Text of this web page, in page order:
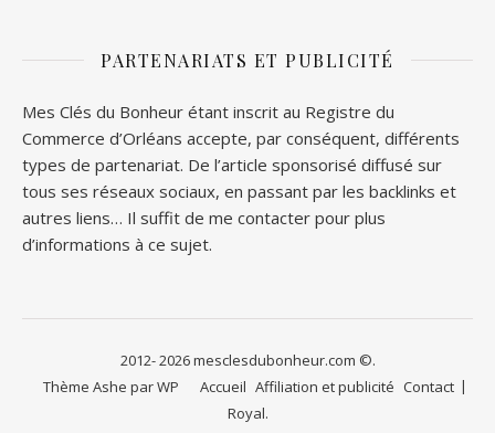
PARTENARIATS ET PUBLICITÉ
Mes Clés du Bonheur étant inscrit au Registre du
Commerce d’Orléans accepte, par conséquent, différents
types de partenariat. De l’article sponsorisé diffusé sur
tous ses réseaux sociaux, en passant par les backlinks et
autres liens… Il suffit de me contacter pour plus
d’informations à ce sujet.
2012- 2026 mesclesdubonheur.com ©.
Accueil Affiliation et publicité Contact
Thème Ashe parWP
Royal.